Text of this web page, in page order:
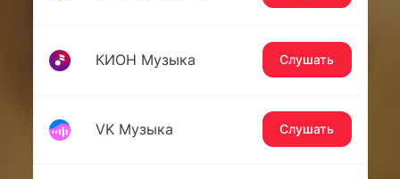
КИОН Музыка Слушать
VK Музыка Слушать